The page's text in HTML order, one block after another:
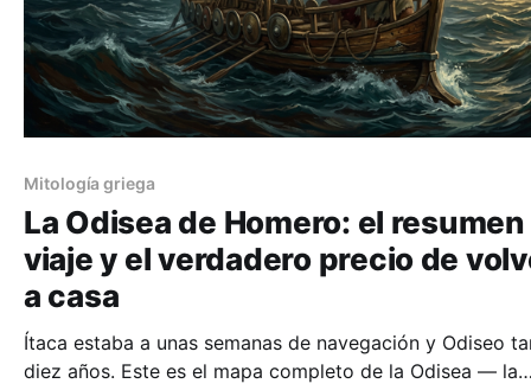
Mitología griega
La Odisea de Homero: el
viaje y el verdadero precio de
a casa
Ítaca estaba a unas semanas de navegación y Odiseo
diez años. Este es el mapa completo de la Odisea — la